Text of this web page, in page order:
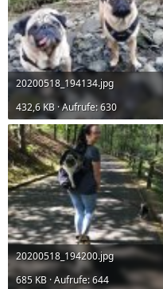
20200518_194134.jpg
432,6 KB · Aufrufe: 630
20200518_194200.jpg
685 KB · Aufrufe: 644